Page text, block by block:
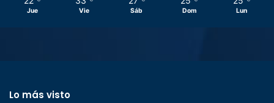
Jue Vie Sáb Dom Lun
Lo más visto